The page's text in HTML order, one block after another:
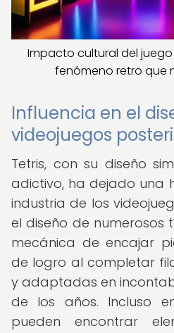
Impacto cultural del juego
fenómeno retro que
Influencia en el
videojuegos
Tetris, con su diseño
adictivo, ha dejado una
industria de los
el diseño de numerosos
mecánica de encajar
de logro al completar
y adaptadas en
de los años. Incluso
pueden encontrar